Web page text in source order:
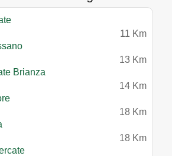
11 Km
13 Km
Brianza
14 Km
18 Km
18 Km